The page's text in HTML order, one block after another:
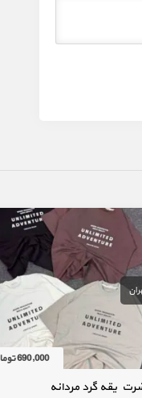
690,000 تومان
یقه گرد مردانه